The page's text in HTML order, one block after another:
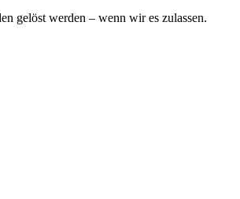
gelöst werden – wenn wir es zulassen.